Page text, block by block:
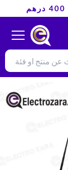
المحتوى